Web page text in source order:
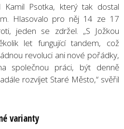
Psotka, který tak dostal
Hlasovalo pro něj 14 ze 17
jeden se zdržel. „S Jožkou
let fungující tandem, což
revoluci ani nové pořádky,
společnou práci, být denně
rozvíjet Staré Město,“ svěřil
varianty